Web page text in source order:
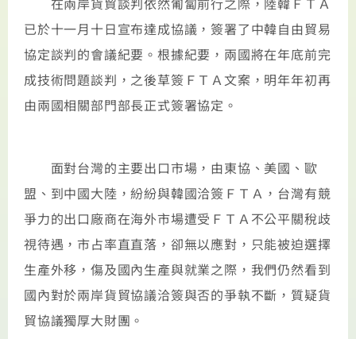
已於十一月十日宣布達成協議，簽署了中韓自由貿易
協定談判的會議紀要。根據紀要，兩國將在年底前完
成技術問題談判，之後草簽ＦＴＡ文案，明年年初再
由兩國相關部門部長正式簽署協定。
面對台灣的主要出口市場，由東協、美國、歐
盟、到中國大陸，紛紛與韓國洽簽ＦＴＡ，台灣有競
爭力的出口廠商在海外市場遭受ＦＴＡ不公平關稅歧
視待遇，市占率直直落，卻無以應對，只能被迫選擇
生產外移，傷及國內生產與就業之際，我們仍然看到
國內對於兩岸貨貿協議洽簽與否的爭執不斷，質疑貨
貿協議獨厚大財團。